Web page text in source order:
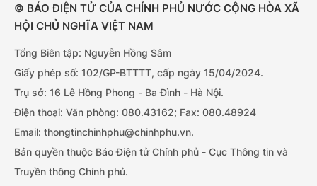
© BÁO ĐIỆN TỬ CỦA CHÍNH PHỦ NƯỚC CỘNG HÒA XÃ
HỘI CHỦ NGHĨA VIỆT NAM
Tổng Biên tập: Nguyễn Hồng Sâm
Giấy phép số: 102/GP-BTTTT, cấp ngày 15/04/2024.
Trụ sở: 16 Lê Hồng Phong - Ba Đình - Hà Nội.
Điện thoại: Văn phòng: 080.43162; Fax: 080.48924
Email: thongtinchinhphu@chinhphu.vn.
Bản quyền thuộc Báo Điện tử Chính phủ - Cục Thông tin và
Truyền thông Chính phủ.